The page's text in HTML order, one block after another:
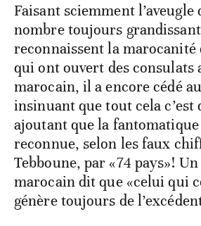
Faisant sciemment l’aveugle
nombre toujours
reconnaissent la marocanité
qui ont ouvert des consulats
marocain, il a encore cédé
insinuant que tout cela c’est
ajoutant que la fantomatique
reconnue, selon les faux
Tebboune, par «74 pays»!
marocain dit que «celui qui
génère toujours de